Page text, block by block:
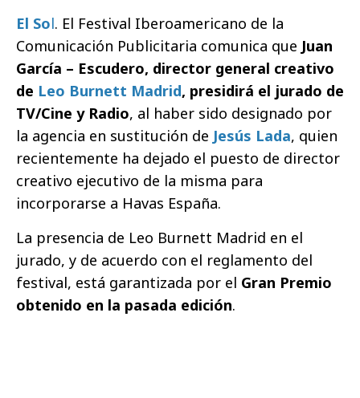
El Sol. El Festival Iberoamericano de la
Comunicación Publicitaria comunica que Juan
García – Escudero, director general creativo
de Leo Burnett Madrid, presidirá el jurado de
TV/Cine y Radio, al haber sido designado por
la agencia en sustitución de Jesús Lada, quien
recientemente ha dejado el puesto de director
creativo ejecutivo de la misma para
incorporarse a Havas España.
La presencia de Leo Burnett Madrid en el
jurado, y de acuerdo con el reglamento del
festival, está garantizada por el Gran Premio
obtenido en la pasada edición.